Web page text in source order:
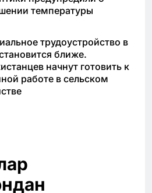
температуры
трудоустройство в
ближе.
начнут готовить к
работе в сельском